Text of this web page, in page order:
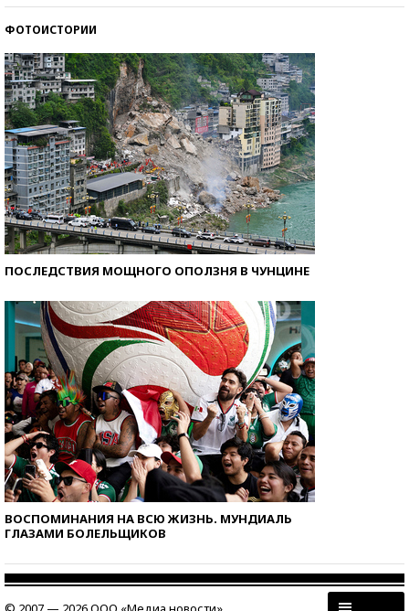
ФОТОИСТОРИИ
ПОСЛЕДСТВИЯ МОЩНОГО ОПОЛЗНЯ В ЧУНЦИНЕ
ВОСПОМИНАНИЯ НА ВСЮ ЖИЗНЬ. МУНДИАЛЬ
ГЛАЗАМИ БОЛЕЛЬЩИКОВ